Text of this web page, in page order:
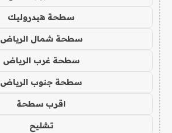
سطحة هيدروليك
سطحة شمال الرياض
سطحة غرب الرياض
سطحة جنوب الرياض
اقرب سطحة
تشليح